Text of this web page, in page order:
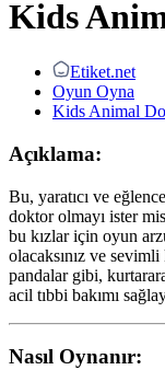
Kids
Etiket.net
Oyun Oyna
Kids Animal
Açıklama:
Bu, yaratıcı ve
doktor olmayı ister
bu kızlar için oyun
olacaksınız ve
pandalar gibi,
acil tıbbi bakımı
Nasıl Oynanır: